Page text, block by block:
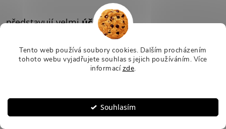
Tento web používá soubory cookies. Dalším procházením
tohoto webu vyjadřujete souhlas s jejich používáním. Více
informacízde.
Souhlasím
představují velmiúčinný
způsob, jak udržet váš
domov interiérchladný
nejžhavějších dní. Na
rozdíl od interiérových